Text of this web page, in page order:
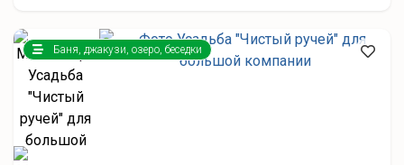
Баня, джакузи, озеро, беседки